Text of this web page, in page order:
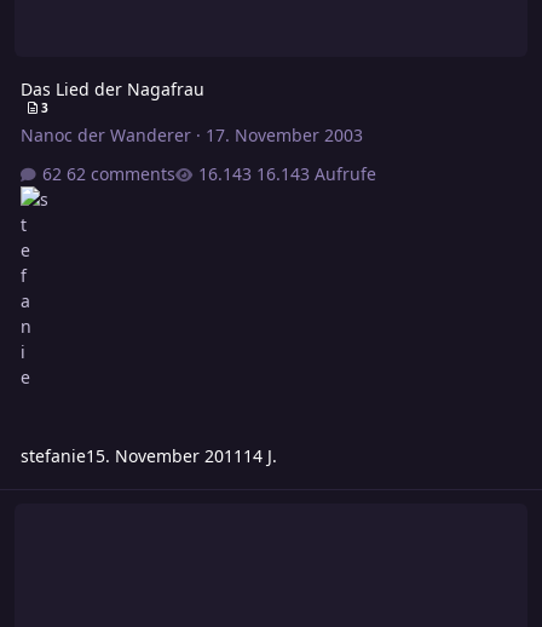
Das Lied der Nagafrau
3
Nanoc der Wanderer· 17. November 2003
62 comments
16.143 Aufrufe
stefanie15. November 2011 14 J.